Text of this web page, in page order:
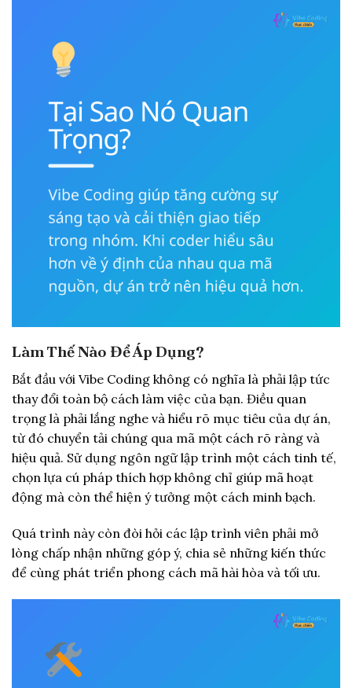
Làm Thế Nào Để Áp Dụng?
Bắt đầu với Vibe Coding không có nghĩa là phải lập tức
thay đổi toàn bộ cách làm việc của bạn. Điều quan
trọng là phải lắng nghe và hiểu rõ mục tiêu của dự án,
từ đó chuyển tải chúng qua mã một cách rõ ràng và
hiệu quả. Sử dụng ngôn ngữ lập trình một cách tinh tế,
chọn lựa cú pháp thích hợp không chỉ giúp mã hoạt
động mà còn thể hiện ý tưởng một cách minh bạch.
Quá trình này còn đòi hỏi các lập trình viên phải mở
lòng chấp nhận những góp ý, chia sẻ những kiến thức
để cùng phát triển phong cách mã hài hòa và tối ưu.